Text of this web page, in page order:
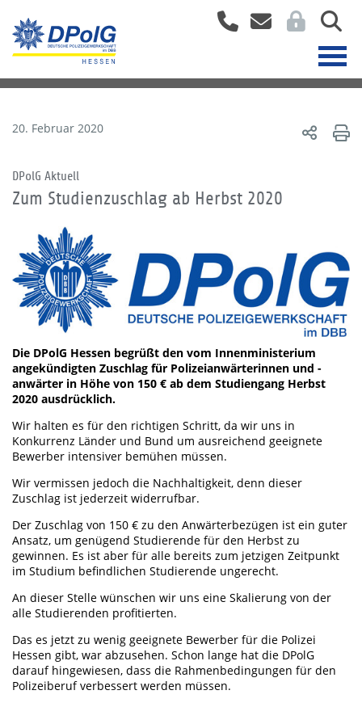
20. Februar 2020
DPolG Aktuell
Zum Studienzuschlag ab Herbst 2020
Die DPolG Hessen begrüßt den vom Innenministerium
angekündigten Zuschlag für Polizeianwärterinnen und -
anwärter in Höhe von 150 € ab dem Studiengang Herbst
2020 ausdrücklich.
Wir halten es für den richtigen Schritt, da wir uns in
Konkurrenz Länder und Bund um ausreichend geeignete
Bewerber intensiver bemühen müssen.
Wir vermissen jedoch die Nachhaltigkeit, denn dieser
Zuschlag ist jederzeit widerrufbar.
Der Zuschlag von 150 € zu den Anwärterbezügen ist ein guter
Ansatz, um genügend Studierende für den Herbst zu
gewinnen. Es ist aber für alle bereits zum jetzigen Zeitpunkt
im Studium befindlichen Studierende ungerecht.
An dieser Stelle wünschen wir uns eine Skalierung von der
alle Studierenden profitierten.
Das es jetzt zu wenig geeignete Bewerber für die Polizei
Hessen gibt, war abzusehen. Schon lange hat die DPolG
darauf hingewiesen, dass die Rahmenbedingungen für den
Polizeiberuf verbessert werden müssen.